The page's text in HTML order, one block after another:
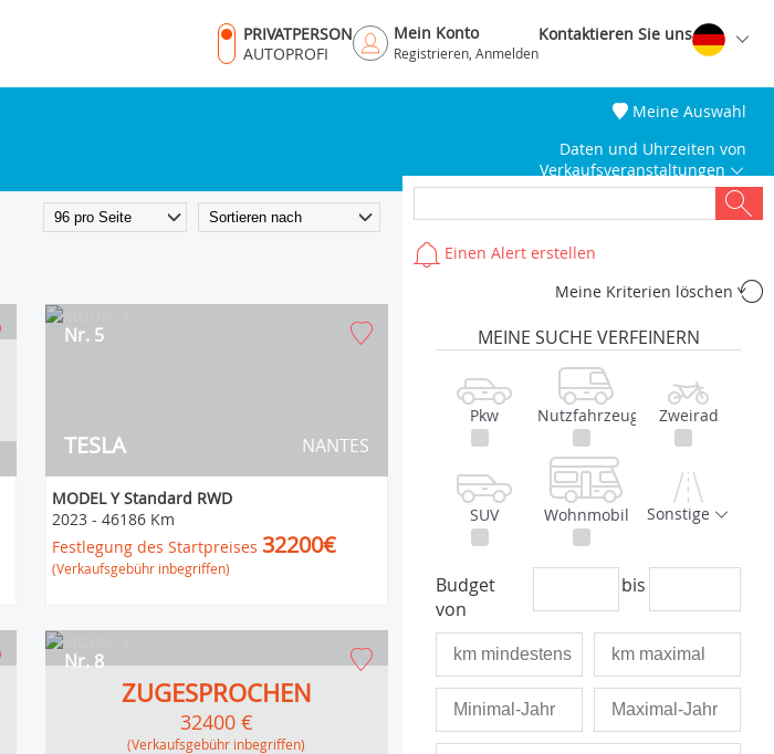
PRIVATPERSON
AUTOPROFI
Mein Konto
Registrieren, Anmelden
Kontaktieren Sie uns
Meine Auswahl
Daten und Uhrzeiten von
Verkaufsveranstaltungen
TESLA
Nr. 5
NANTES
MODEL Y Standard RWD
2023- 46186 Km
Festlegung des Startpreises 32200€
(Verkaufsgebühr inbegriffen)
Nr. 8
ZUGESPROCHEN
32400 €
(Verkaufsgebühr inbegriffen)
Einen Alert erstellen
Meine Kriterien löschen
MEINE SUCHE VERFEINERN
Pkw Nutzfahrzeug Zweirad
SUV Wohnmobil Sonstige
Budget
von
bis